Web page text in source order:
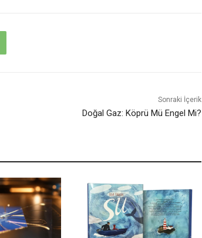
Sonraki İçerik
Doğal Gaz: Köprü Mü Engel Mi?